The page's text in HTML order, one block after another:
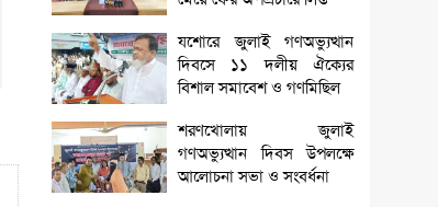
যশোরে জুলাই গণঅভ্যুত্থান
দিবসে ১১ দলীয় ঐক্যের
বিশাল সমাবেশ ও গণমিছিল
শরণখোলায় জুলাই
গণঅভ্যুত্থান দিবস উপলক্ষে
আলোচনা সভা ও সংবর্ধনা